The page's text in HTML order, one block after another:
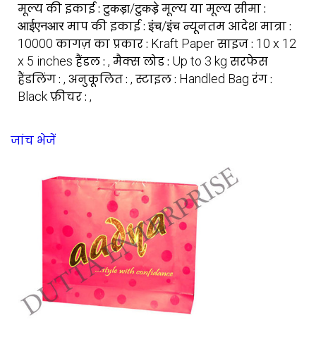
मूल्य की इकाई :टुकड़ा/टुकड़ेमूल्य या मूल्य सीमा :
आईएनआरमाप की इकाई :इंच/इंचन्यूनतम आदेश मात्रा :
10000 कागज़ का प्रकार : Kraft Paperसाइज : 10 x 12
x 5 inches हैंडल : , मैक्स लोड : Up to 3 kg सरफेस
हैंडलिंग : , अनुकूलित : , स्टाइल : Handled Bag रंग :
Blackफ़ीचर : ,
जांच भेजें